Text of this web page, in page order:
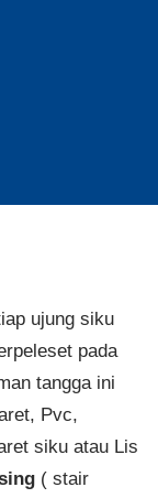
ujung siku
pada
tangga ini
Pvc,
siku atau Lis
( stair